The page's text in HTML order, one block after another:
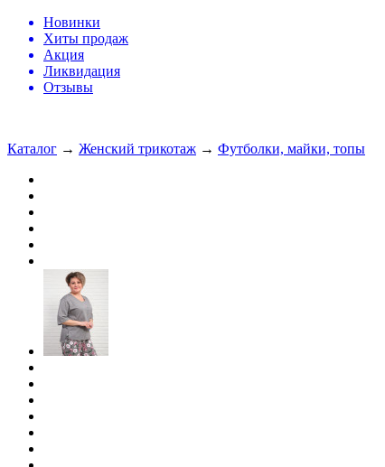
Новинки
Хиты продаж
Акция
Ликвидация
Отзывы
Каталог → Женский трикотаж → Футболки, майки, топы